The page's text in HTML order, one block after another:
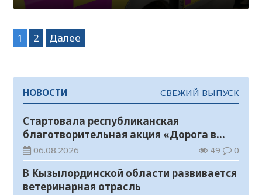
Навигация
записям
1 2 Далее
НОВОСТИ СВЕЖИЙ ВЫПУСК
Стартовала республиканская
благотворительная акция «Дорога в
школу»
06.08.2026 49 0
В Кызылординской области развивается
ветеринарная отрасль